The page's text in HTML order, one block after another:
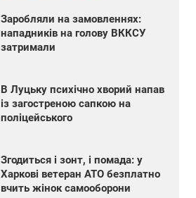
Заробляли на замовленнях:
нападників на голову ВККСУ
затримали
В Луцьку психічно хворий напав
із загостреною сапкою на
поліцейського
Згодиться і зонт, і помада: у
Харкові ветеран АТО безплатно
вчить жінок самооборони